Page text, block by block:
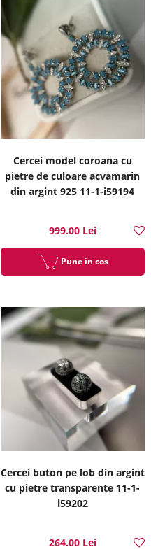
Cercei model coroana cu
pietre de culoare acvamarin
din argint 925 11-1-i59194
999.00 Lei
Pune in cos
Cercei buton pe lob din argint
cu pietre transparente 11-1-
i59202
264.00 Lei